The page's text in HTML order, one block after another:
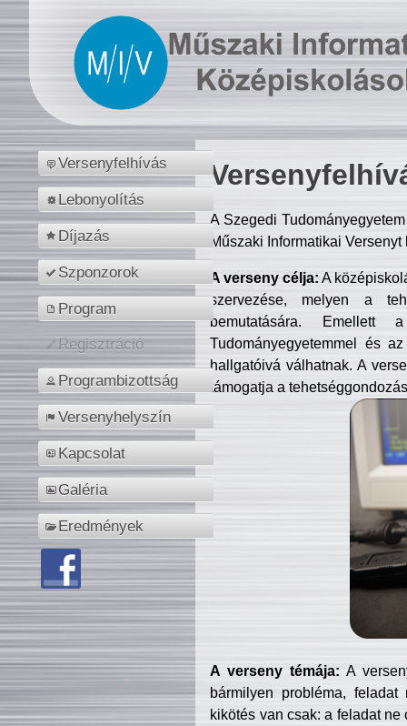
Versenyfelhívás
Lebonyolítás
Díjazás
Szponzorok
Program
Regisztráció
Programbizottság
Versenyhelyszín
Kapcsolat
Galéria
Eredmények
A Szegedi
Műszaki Informatikai
A verseny célja: A
szervezése, melyen a
bemutatására. Emellett
Tudományegyetemmel és
hallgatóivá válhatnak. A
támogatja a
A verseny témája: A
bármilyen probléma, feladat
kikötés van csak: a feladat